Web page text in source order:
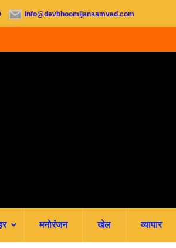
Info@devbhoomijansamvad.com
फीस
मनोरंजन खेल व्यापार